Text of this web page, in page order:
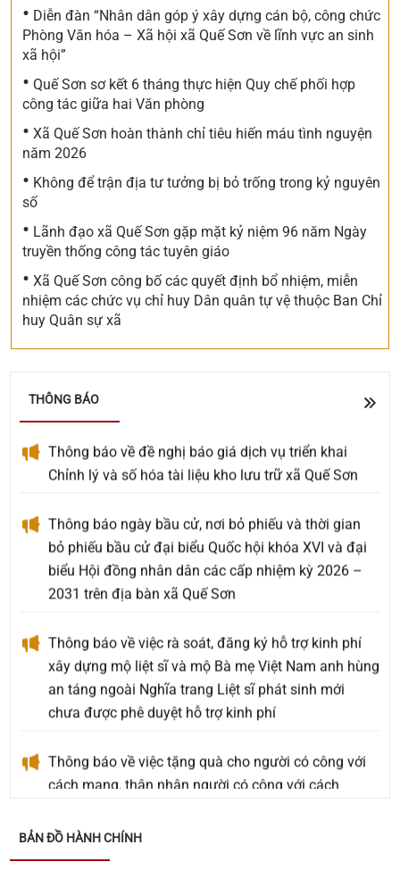
• Diễn đàn “Nhân dân góp ý xây dựng cán bộ, công chức
Phòng Văn hóa – Xã hội xã Quế Sơn về lĩnh vực an sinh
xã hội”
• Quế Sơn sơ kết 6 tháng thực hiện Quy chế phối hợp
công tác giữa hai Văn phòng
• Xã Quế Sơn hoàn thành chỉ tiêu hiến máu tình nguyện
năm 2026
• Không để trận địa tư tưởng bị bỏ trống trong kỷ nguyên
số
• Lãnh đạo xã Quế Sơn gặp mặt kỷ niệm 96 năm Ngày
truyền thống công tác tuyên giáo
• Xã Quế Sơn công bố các quyết định bổ nhiệm, miễn
nhiệm các chức vụ chỉ huy Dân quân tự vệ thuộc Ban Chỉ
huy Quân sự xã
THÔNG BÁO
Về việc đề nghị báo giá Gói thầu: Cải tiến, nâng cấp
UBND xã Quế Sơn tổ chức lấy ý kiến Nhân dân về
sắp xếp, kiện toàn tổ chức, hoạt động của thôn
Chỉnh lý và số hóa tài liệu kho lưu trữ xã Quế Sơn
bỏ phiếu bầu cử đại biểu Quốc hội khóa XVI và đại
biểu Hội đồng nhân dân các cấp nhiệm kỳ 2026 –
2031 trên địa bàn xã Quế Sơn
xây dựng mộ liệt sĩ và mộ Bà mẹ Việt Nam anh hùng
an táng ngoài Nghĩa trang Liệt sĩ phát sinh mới
chưa được phê duyệt hỗ trợ kinh phí
cách mạng, thân nhân người có công với cách
mạng, đối tượng bảo trợ xã hội và đối tượng đặc thù
Thông báo về việc niêm yết danh sách cử tri bầu cử
BẢN ĐỒ HÀNH CHÍNH